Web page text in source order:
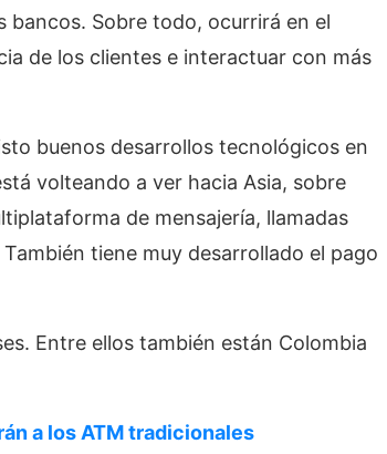
bancos. Sobre todo, ocurrirá en el
de los clientes e interactuar con más
buenos desarrollos tecnológicos en
volteando a ver hacia Asia, sobre
de mensajería, llamadas
tiene muy desarrollado el pago
Entre ellos también están Colombia
a los ATM tradicionales